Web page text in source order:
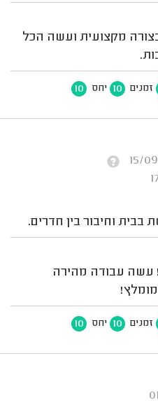
מקצועית ועשה הכל
זמנים 10 יחס 10
בבית וחיבור בין חדרים.
עשה עבודה מהירה
זמנים 10 יחס 10